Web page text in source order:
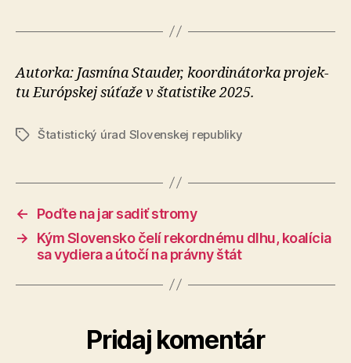
Autorka: Jasmína Stauder, koor­di­ná­tor­ka pro­jek­
tu Eu­róp­skej sú­ťa­že v šta­tis­ti­ke 2025.
ZnačkyŠtatistický úrad Slovenskej republiky
←
Poďte na jar sadiť stromy
→
Kým Slovensko čelí rekordnému dlhu, koalícia
sa vydiera a útočí na právny štát
Pridaj komentár